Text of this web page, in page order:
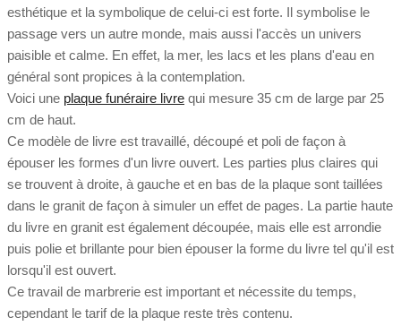
esthétique et la symbolique de celui-ci est forte. Il symbolise le
passage vers un autre monde, mais aussi l'accès un univers
paisible et calme. En effet, la mer, les lacs et les plans d'eau en
général sont propices à la contemplation.
Voici une plaque funéraire livre qui mesure 35 cm de large par 25
cm de haut.
Ce modèle de livre est travaillé, découpé et poli de façon à
épouser les formes d'un livre ouvert. Les parties plus claires qui
se trouvent à droite, à gauche et en bas de la plaque sont taillées
dans le granit de façon à simuler un effet de pages. La partie haute
du livre en granit est également découpée, mais elle est arrondie
puis polie et brillante pour bien épouser la forme du livre tel qu'il est
lorsqu'il est ouvert.
Ce travail de marbrerie est important et nécessite du temps,
cependant le tarif de la plaque reste très contenu.